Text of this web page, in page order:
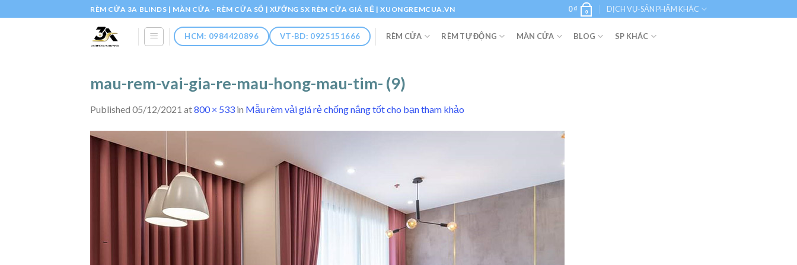
to
RÈM CỬA 3A BLINDS | MÀN CỬA - RÈM CỬA SỔ | XƯỞNG SX RÈM CỬA GIÁ RẺ | XUONGREMCUA.VN 0₫ 0 DỊCH VỤ-SẢN PHẨM KHÁC
HCM: 0984420896 VT-BD: 0925151666 RÈM CỬA RÈM TỰ ĐỘNG MÀN CỬA BLOG SP KHÁC
mau-rem-vai-gia-re-mau-hong-mau-tim- (9)
Published 05/12/2021 at800 × 533 in Mẫu rèm vải giá rẻ chống nắng tốt cho bạn tham khảo